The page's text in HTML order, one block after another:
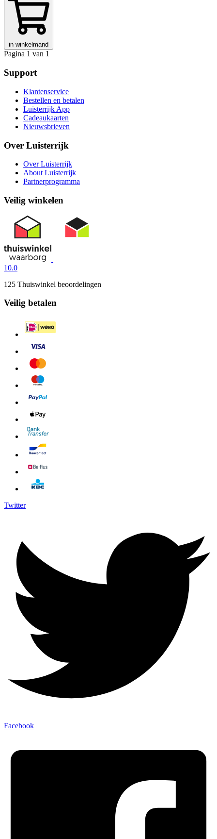
in winkelmand
Pagina 1 van 1
Support
Klantenservice
Bestellen en betalen
Luisterrijk App
Cadeaukaarten
Nieuwsbrieven
Over Luisterrijk
Over Luisterrijk
About Luisterrijk
Partnerprogramma
Veilig winkelen
10.0
125 Thuiswinkel beoordelingen
Veilig betalen
Twitter
Facebook